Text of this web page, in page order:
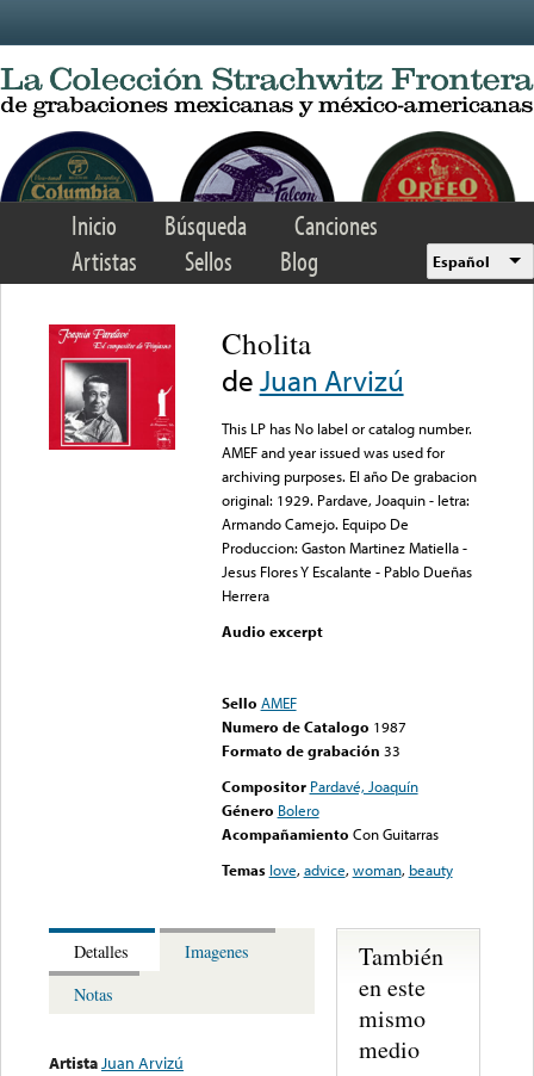
Inicio Búsqueda
Canciones
Artistas
Sellos Blog Español
Cholita
deJuan Arvizú
This LP has No label or catalog number.
AMEF and year issued was used for
archiving purposes. El año De grabacion
original: 1929. Pardave, Joaquin - letra:
Armando Camejo. Equipo De
Produccion: Gaston Martinez Matiella -
Jesus Flores Y Escalante - Pablo Dueñas
Herrera
Audio excerpt
Sello AMEF
Numero de Catalogo 1987
Formato de grabación 33
Compositor Pardavé, Joaquín
Género Bolero
Acompañamiento Con Guitarras
Temas love,advice,woman, beauty
Detalles
Imagenes
Notas
ArtistaJuan Arvizú
También
en este
mismo
medio